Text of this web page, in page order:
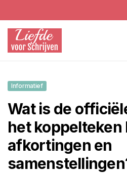
Informatief
Wat is de
het koppelteken
afkortingen en